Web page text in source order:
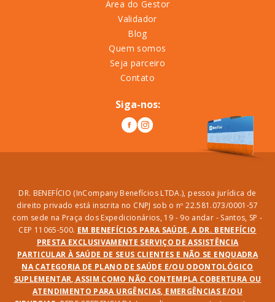
Área do Gestor
Validador
Blog
Quem somos
Seja parceiro
Contato
Siga-nos:
DR. BENEFÍCIO (InCompany Benefícios LTDA.), pessoa jurídica de
direito privado está inscrita no CNPJ sob o nº 22.581.073/0001-57
com sede na Praça dos Expedicionários, 19 - 9o andar - Santos, SP -
CEP 11065-500. EM BENEFÍCIOS PARA SAÚDE, A DR. BENEFÍCIO
PRESTA EXCLUSIVAMENTE SERVIÇO DE ASSISTÊNCIA
PARTICULAR À SAÚDE DE SEUS CLIENTES E NÃO SE ENQUADRA
NA CATEGORIA DE PLANO DE SAÚDE E/OU ODONTOLÓGICO
SUPLEMENTAR, ASSIM COMO NÃO CONTEMPLA COBERTURA OU
ATENDIMENTO PARA URGÊNCIAS, EMERGÊNCIAS E/OU